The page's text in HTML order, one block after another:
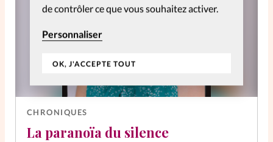
de contrôler ce que vous souhaitez activer.
Personnaliser
OK, J'ACCEPTE TOUT
CHRONIQUES
La paranoïa du silence